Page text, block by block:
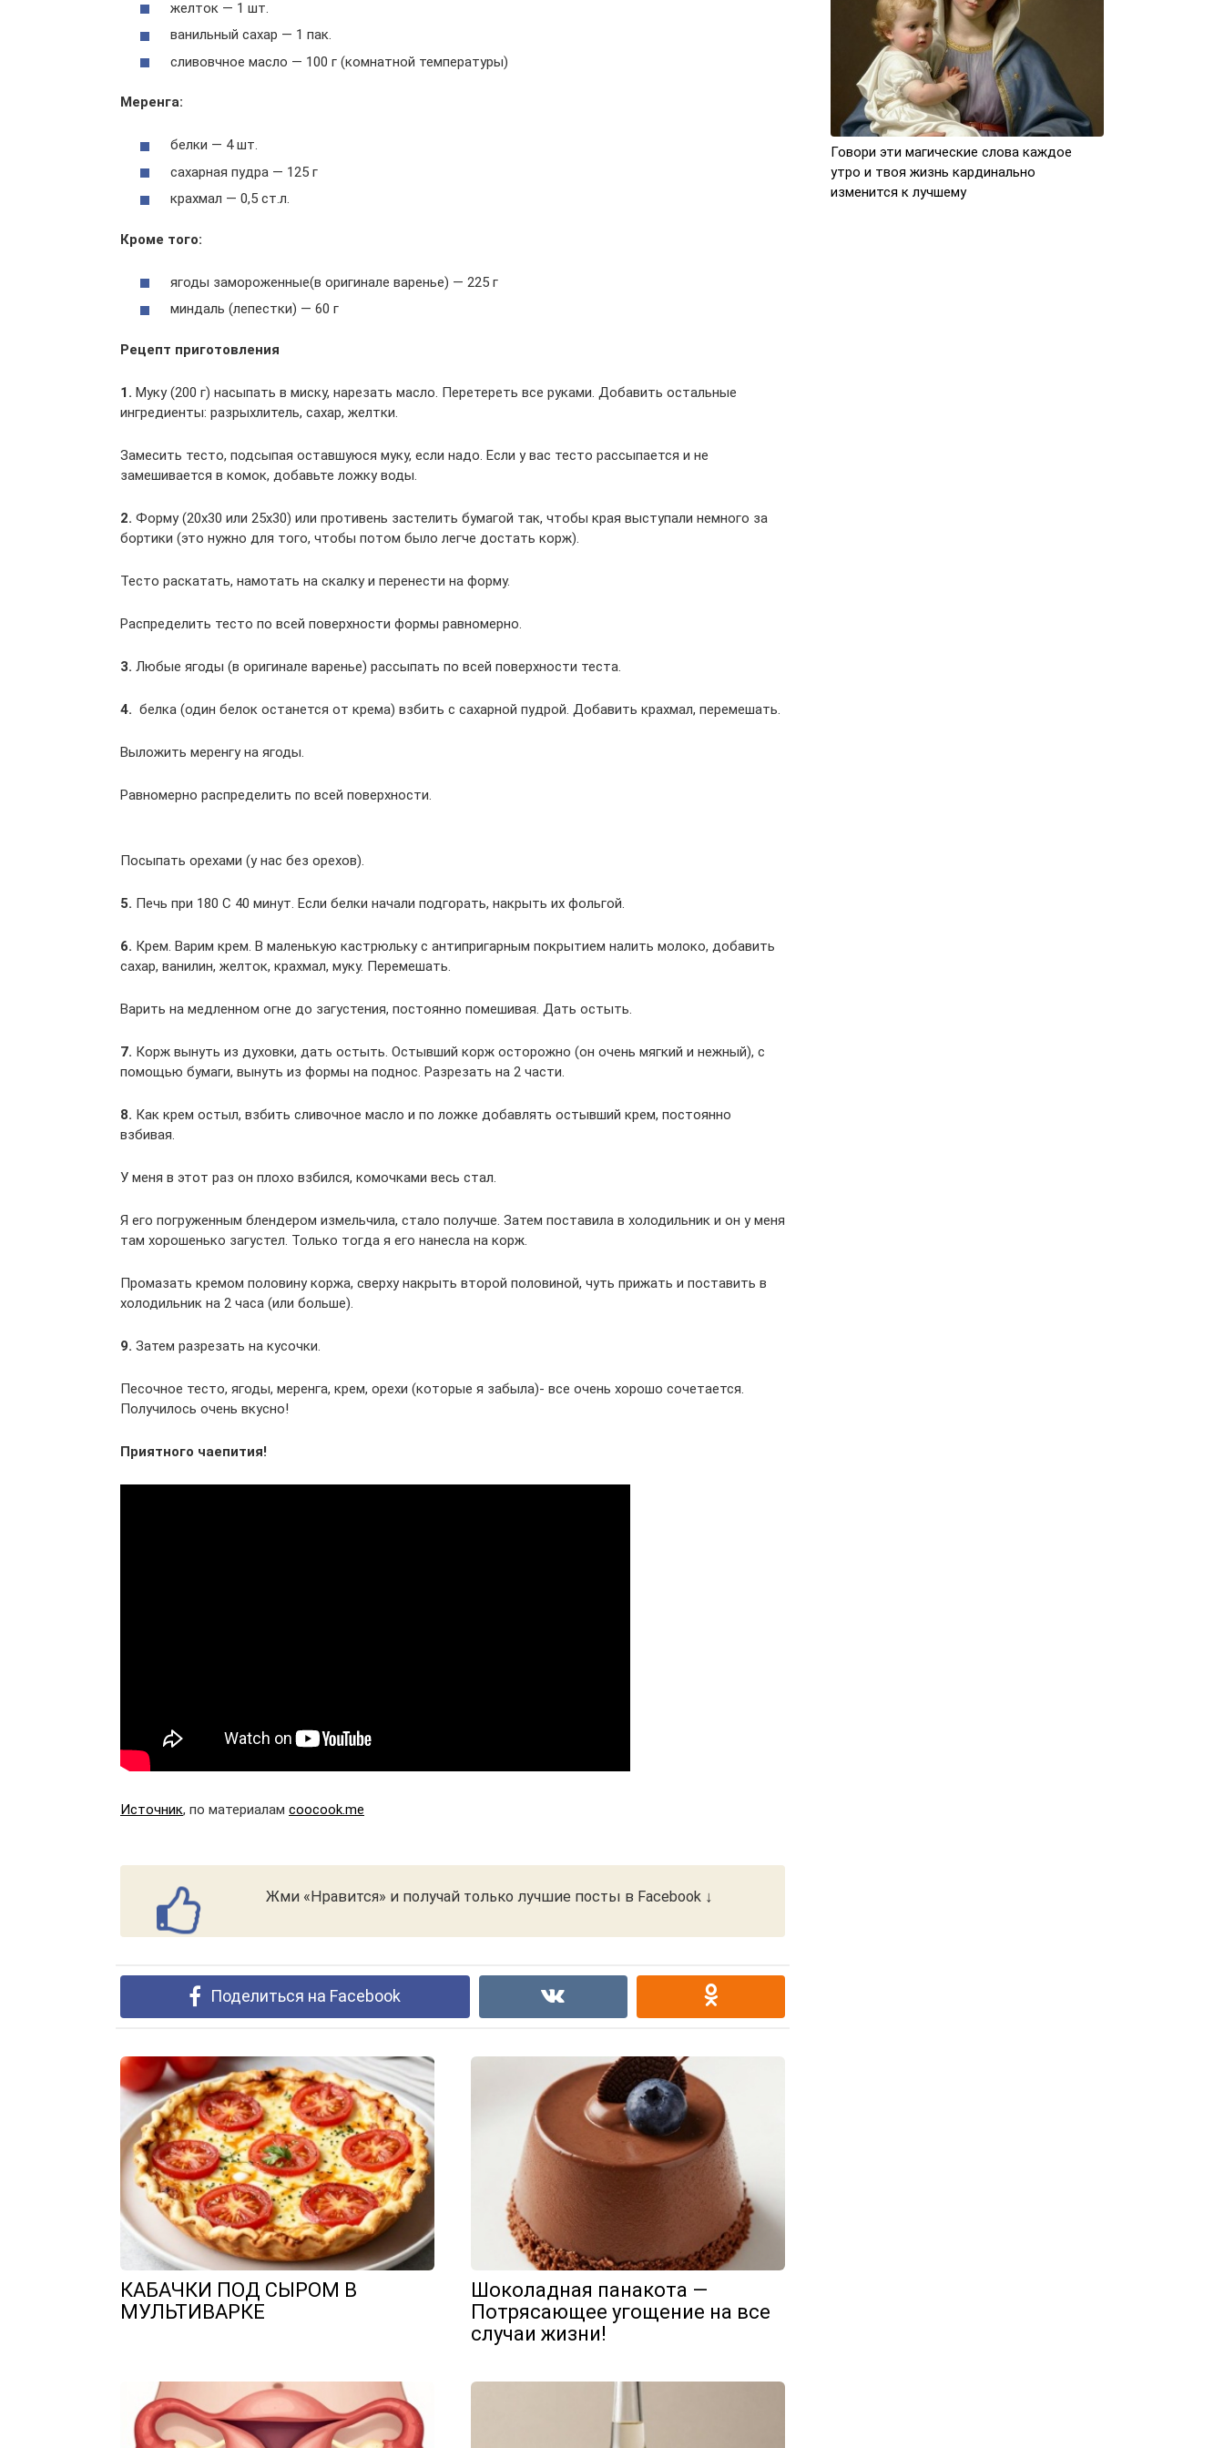
желток — 1 шт.
ванильный сахар — 1 пак.
сливовчное масло — 100 г (комнатной температуры)
Меренга:
белки — 4 шт.
сахарная пудра — 125 г
крахмал — 0,5 ст.л.
Кроме того:
ягоды замороженные(в оригинале варенье) — 225 г
миндаль (лепестки) — 60 г
Рецепт приготовления
1. Муку (200 г) насыпать в миску, нарезать масло. Перетереть все руками. Добавить остальные
ингредиенты: разрыхлитель, сахар, желтки.
Замесить тесто, подсыпая оставшуюся муку, если надо. Если у вас тесто рассыпается и не
замешивается в комок, добавьте ложку воды.
2. Форму (20х30 или 25х30) или противень застелить бумагой так, чтобы края выступали немного за
бортики (это нужно для того, чтобы потом было легче достать корж).
Тесто раскатать, намотать на скалку и перенести на форму.
Распределить тесто по всей поверхности формы равномерно.
3. Любые ягоды (в оригинале варенье) рассыпать по всей поверхности теста.
4. белка (один белок останется от крема) взбить с сахарной пудрой. Добавить крахмал, перемешать.
Выложить меренгу на ягоды.
Равномерно распределить по всей поверхности.
Посыпать орехами (у нас без орехов).
5. Печь при 180 С 40 минут. Если белки начали подгорать, накрыть их фольгой.
6. Крем. Варим крем. В маленькую кастрюльку с антипригарным покрытием налить молоко, добавить
сахар, ванилин, желток, крахмал, муку. Перемешать.
Варить на медленном огне до загустения, постоянно помешивая. Дать остыть.
7. Корж вынуть из духовки, дать остыть. Остывший корж осторожно (он очень мягкий и нежный), с
помощью бумаги, вынуть из формы на поднос. Разрезать на 2 части.
8. Как крем остыл, взбить сливочное масло и по ложке добавлять остывший крем, постоянно
взбивая.
У меня в этот раз он плохо взбился, комочками весь стал.
Я его погруженным блендером измельчила, стало получше. Затем поставила в холодильник и он у меня
там хорошенько загустел. Только тогда я его нанесла на корж.
Промазать кремом половину коржа, сверху накрыть второй половиной, чуть прижать и поставить в
холодильник на 2 часа (или больше).
9. Затем разрезать на кусочки.
Песочное тесто, ягоды, меренга, крем, орехи (которые я забыла)- все очень хорошо сочетается.
Получилось очень вкусно!
Приятного чаепития!
Источник, по материалам coocook.me
Жми «Нравится» и получай только лучшие посты в Facebook ↓
Поделиться на Facebook
КАБАЧКИ ПОД СЫРОМ В
МУЛЬТИВАРКЕ
Шоколадная панакота —
Потрясающее угощение на все
случаи жизни!
Говори эти магические слова каждое
утро и твоя жизнь кардинально
изменится к лучшему